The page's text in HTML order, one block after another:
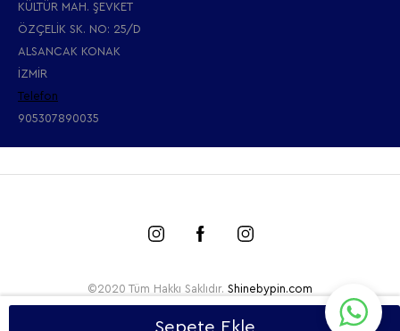
Sepete Ekle
KÜLTÜR MAH. ŞEVKET
ÖZÇELİK SK. NO: 25/D
ALSANCAK KONAK
İZMİR
Telefon
905307890035
©2020 Tüm Hakkı Saklıdır. Shinebypin.com